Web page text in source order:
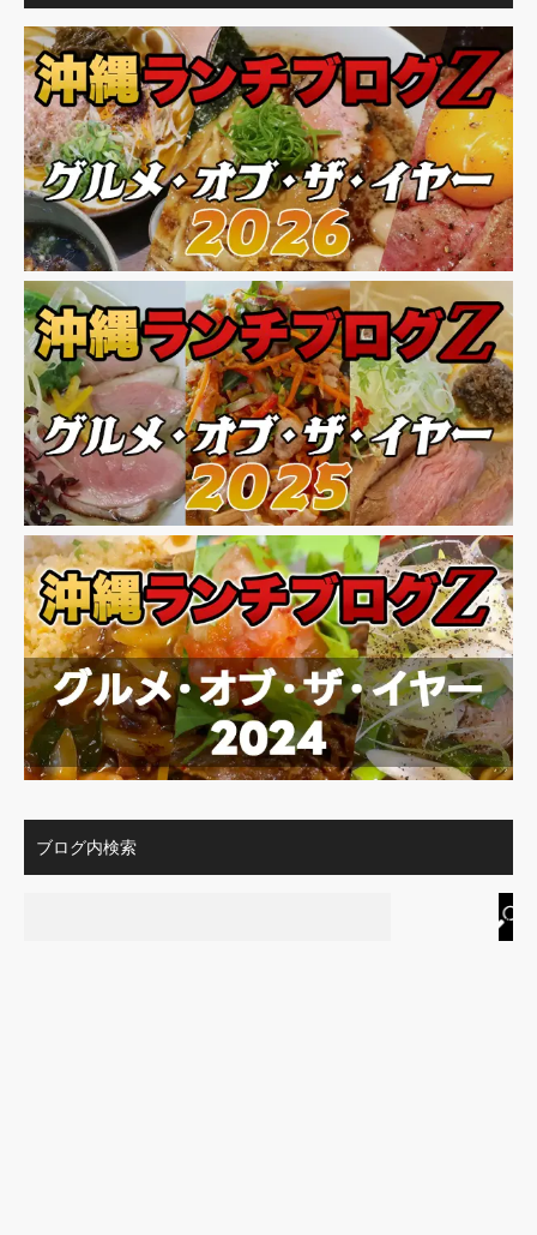
ブログ内検索